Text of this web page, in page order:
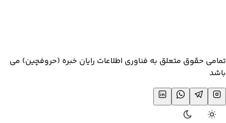
تمامی حقوق متعلق به فناوری اطلاعات رایان خبره (حروفچین) می
باشد